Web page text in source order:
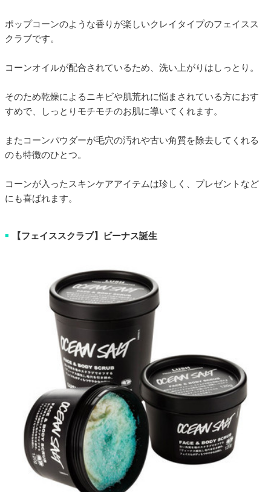
ポップコーンのような香りが楽しいクレイタイプのフェイスス
クラブです。
コーンオイルが配合されているため、洗い上がりはしっとり。
そのため乾燥によるニキビや肌荒れに悩まされている方におす
すめで、しっとりモチモチのお肌に導いてくれます。
またコーンパウダーが毛穴の汚れや古い角質を除去してくれる
のも特徴のひとつ。
コーンが入ったスキンケアアイテムは珍しく、プレゼントなど
にも喜ばれます。
■ 【フェイススクラブ】ビーナス誕生